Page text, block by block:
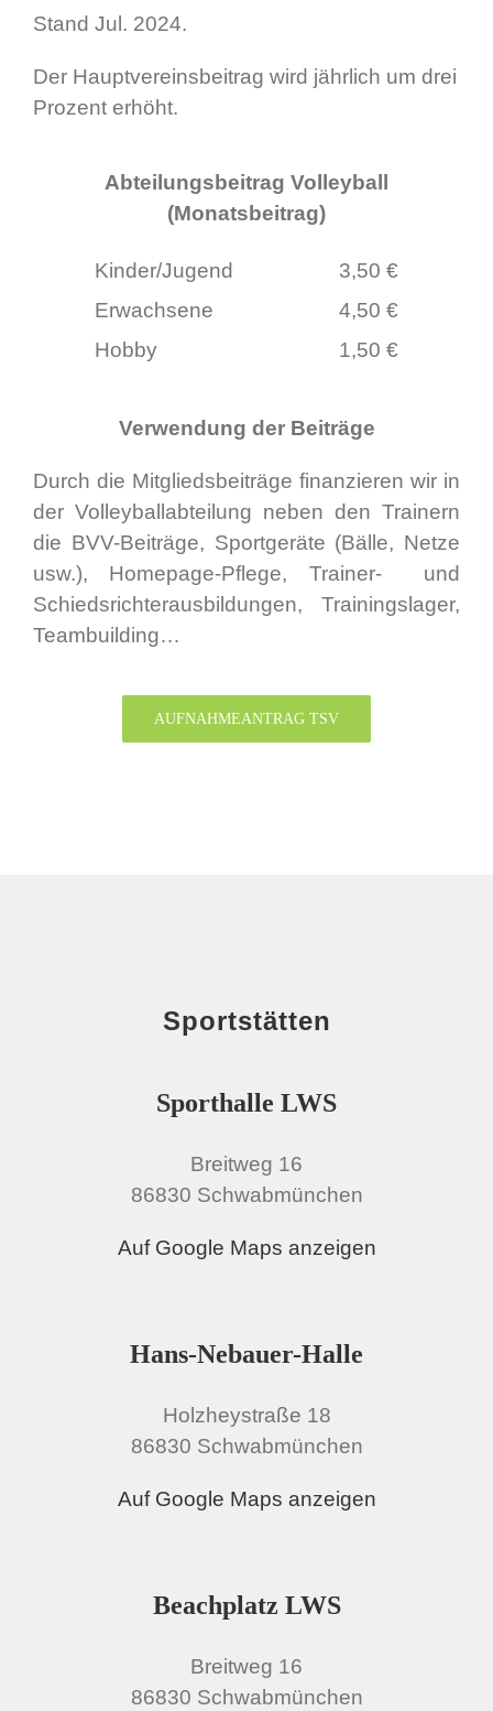
Stand Jul. 2024.
Der Hauptvereinsbeitrag wird jährlich um drei
Prozent erhöht.
Abteilungsbeitrag Volleyball
(Monatsbeitrag)
Kinder/Jugend
3,50 €
Erwachsene
4,50 €
Hobby
1,50 €
Verwendung der Beiträge
Durch die Mitgliedsbeiträge finanzieren wir in
der Volleyballabteilung neben den Trainern
die BVV-Beiträge, Sportgeräte (Bälle, Netze
usw.), Homepage-Pflege, Trainer- und
Schiedsrichterausbildungen, Trainingslager,
Teambuilding…
AUFNAHMEANTRAG TSV
Sportstätten
Sporthalle LWS
Breitweg 16
86830 Schwabmünchen
Auf Google Maps anzeigen
Hans-Nebauer-Halle
Holzheystraße 18
86830 Schwabmünchen
Auf Google Maps anzeigen
Beachplatz LWS
Breitweg 16
86830 Schwabmünchen